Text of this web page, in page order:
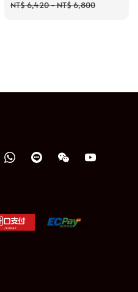
price
NT$ 6,420-NT$ 6,800